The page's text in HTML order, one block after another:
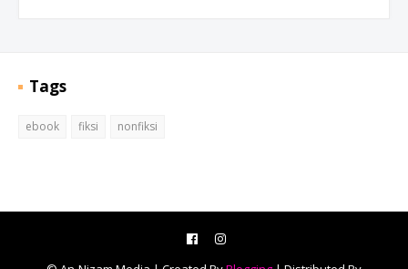
Tags
ebook fiksi nonfiksi